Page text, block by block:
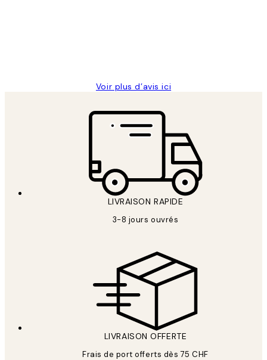
Voir plus d’avis ici
LIVRAISON RAPIDE
3-8 jours ouvrés
LIVRAISON OFFERTE
Frais de port offerts dès 75 CHF